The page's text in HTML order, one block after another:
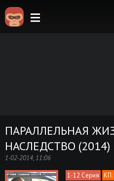
ПАРАЛЛЕЛЬНАЯ
НАСЛЕДСТВО (2014)
1-02-2014, 11:06
1-12 Серия КП: